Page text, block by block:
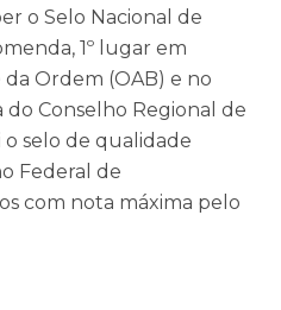
o Selo Nacional de
1º lugar em
Ordem (OAB) e no
do Conselho Regional de
o selo de qualidade
Federal de
com nota máxima pelo